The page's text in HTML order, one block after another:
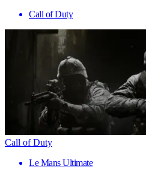
Call of Duty
Call of Duty
Le Mans Ultimate